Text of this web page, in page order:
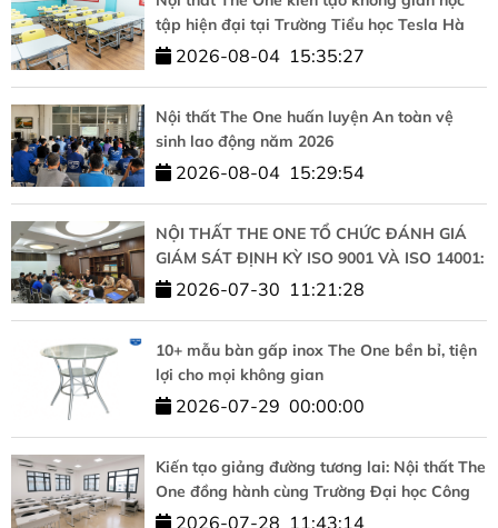
tập hiện đại tại Trường Tiểu học Tesla Hà
Nội2026-08-04 15:35:27
Nội thất The One huấn luyện An toàn vệ
sinh lao động năm 2026
2026-08-04 15:29:54
NỘI THẤT THE ONE TỔ CHỨC ĐÁNH GIÁ
GIÁM SÁT ĐỊNH KỲ ISO 9001 VÀ ISO 14001:
KHẲNG ĐỊNH CAM KẾT CHẤT LƯỢNG VÀ
2026-07-30 11:21:28
10+ mẫu bàn gấp inox The One bền bỉ, tiện
lợi cho mọi không gian
2026-07-29 00:00:00
Kiến tạo giảng đường tương lai: Nội thất The
One đồng hành cùng Trường Đại học Công
nghệ – ĐHQGHN
2026-07-28 11:43:14